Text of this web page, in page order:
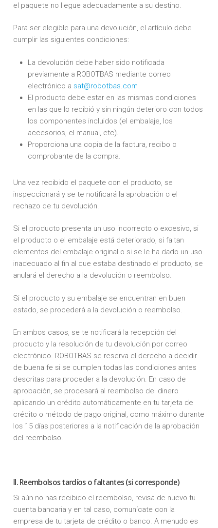
el paquete no llegue adecuadamente a su destino.
Para ser elegible para una devolución, el artículo debe
cumplir las siguientes condiciones:
La devolución debe haber sido notificada
previamente a ROBOTBAS mediante correo
electrónico a sat@robotbas.com
El producto debe estar en las mismas condiciones
en las que lo recibió y sin ningún deterioro con todos
los componentes incluidos (el embalaje, los
accesorios, el manual, etc).
Proporciona una copia de la factura, recibo o
comprobante de la compra.
Una vez recibido el paquete con el producto, se
inspeccionará y se te notificará la aprobación o el
rechazo de tu devolución.
Si el producto presenta un uso incorrecto o excesivo, si
el producto o el embalaje está deteriorado, si faltan
elementos del embalaje original o si se le ha dado un uso
inadecuado al fin al que estaba destinado el producto, se
anulará el derecho a la devolución o reembolso.
Si el producto y su embalaje se encuentran en buen
estado, se procederá a la devolución o reembolso.
En ambos casos, se te notificará la recepción del
producto y la resolución de tu devolución por correo
electrónico. ROBOTBAS se reserva el derecho a decidir
de buena fe si se cumplen todas las condiciones antes
descritas para proceder a la devolución. En caso de
aprobación, se procesará al reembolso del dinero
aplicando un crédito automáticamente en tu tarjeta de
crédito o método de pago original, como máximo durante
los 15 días posteriores a la notificación de la aprobación
del reembolso.
II. Reembolsos tardíos o faltantes (si corresponde)
Si aún no has recibido el reembolso, revisa de nuevo tu
cuenta bancaria y en tal caso, comunícate con la
empresa de tu tarjeta de crédito o banco. A menudo es